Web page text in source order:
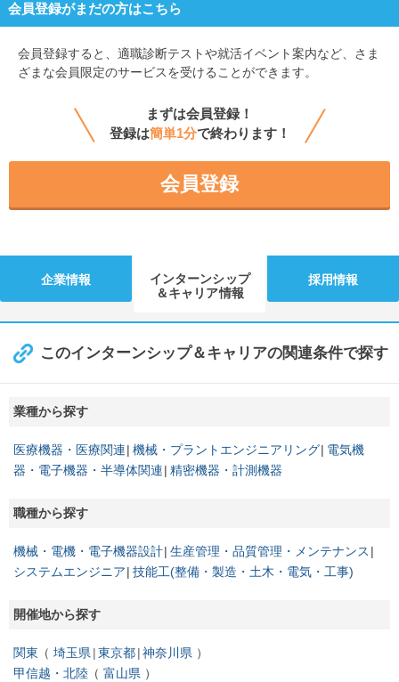
会員登録がまだの方はこちら
会員登録すると、 適職診断テストや就活イベント案内など、さま
ざまな会員限定のサービスを受けることができます。
まずは会員登録！
登録は簡単1分で終わります！
会員登録
企業情報
インターンシップ
＆キャリア情報
採用情報
このインターンシップ＆キャリアの関連条件で探す
業種から探す
医療機器・医療関連 機械・プラントエンジニアリング 電気機
器・電子機器・半導体関連 精密機器・計測機器
職種から探す
機械・電機・電子機器設計 生産管理・品質管理・メンテナンス
システムエンジニア 技能工(整備・製造・土木・電気・工事)
開催地から探す
関東 埼玉県 東京都 神奈川県
甲信越・北陸
富山県